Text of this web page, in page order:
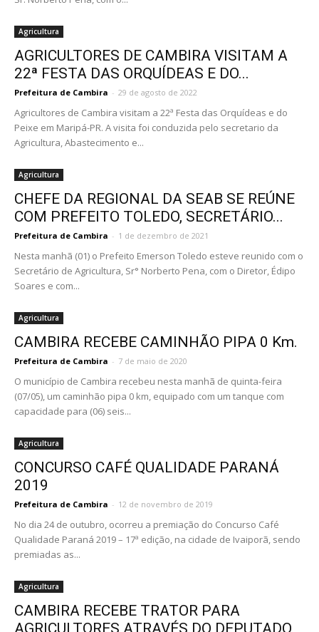
Agricultura
AGRICULTORES DE CAMBIRA VISITAM A
22ª FESTA DAS ORQUÍDEAS E DO...
Prefeitura de Cambira - 29 de agosto de 2022
Agricultores de Cambira visitam a 22ª Festa das Orquídeas e do
Peixe em Maripá-PR. A visita foi conduzida pelo secretario da
Agricultura, Abastecimento e...
Agricultura
CHEFE DA REGIONAL DA SEAB SE REÚNE
COM PREFEITO TOLEDO, SECRETÁRIO...
Prefeitura de Cambira - 1 de dezembro de 2021
Nesta manhã (01) o Prefeito Emerson Toledo esteve reunido com o
Secretário de Agricultura, Sr° Norberto Pena, com o Diretor, Édipo
Soares e com...
Agricultura
CAMBIRA RECEBE CAMINHÃO PIPA 0 Km.
Prefeitura de Cambira - 7 de maio de 2020
O município de Cambira recebeu nesta manhã de quinta-feira
(07/05), um caminhão pipa 0 km, equipado com um tanque com
capacidade para (06) seis...
Agricultura
CONCURSO CAFÉ QUALIDADE PARANÁ
2019
Prefeitura de Cambira - 12 de novembro de 2019
No dia 24 de outubro, ocorreu a premiação do Concurso Café
Qualidade Paraná 2019 – 17ª edição, na cidade de Ivaiporã, sendo
premiadas as...
Agricultura
CAMBIRA RECEBE TRATOR PARA
AGRICULTORES ATRAVÉS DO DEPUTADO